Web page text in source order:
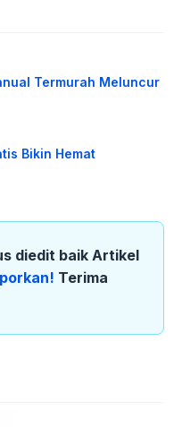
Termurah Meluncur
Bikin Hemat
diedit baik Artikel
Terima